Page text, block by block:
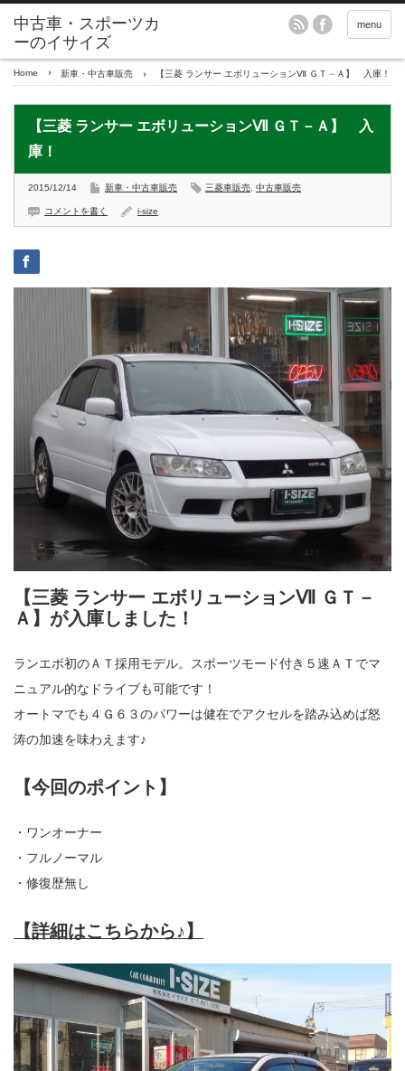
menu
Home 新車・中古車販売 【三菱 ランサー エボリューションⅦ ＧＴ－Ａ】 入庫！
【三菱 ランサー エボリューションⅦ ＧＴ－Ａ】 入
庫！
2015/12/14 新車・中古車販売 三菱車販売 中古車販売
コメントを書く i-size
【三菱 ランサー エボリューションⅦ ＧＴ－
Ａ】が入庫しました！
ランエボ初のＡＴ採用モデル。スポーツモード付き５速ＡＴでマ
ニュアル的なドライブも可能です！
オートマでも４Ｇ６３のパワーは健在でアクセルを踏み込めば怒
涛の加速を味わえます♪
【今回のポイント】
・ワンオーナー
・フルノーマル
・修復歴無し
【詳細はこちらから♪】